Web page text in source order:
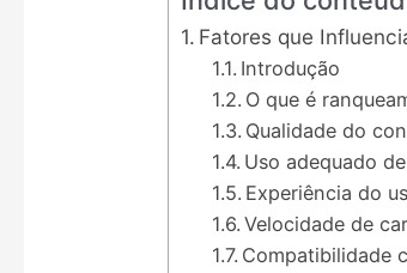
Fatores que
Introdução
O que é
Qualidade do
Uso adequado
Experiência do
Velocidade de
Compatibilidade